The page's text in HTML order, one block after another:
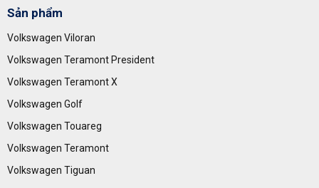
Sản phẩm
Volkswagen Viloran
Volkswagen Teramont President
Volkswagen Teramont X
Volkswagen Golf
Volkswagen Touareg
Volkswagen Teramont
Volkswagen Tiguan